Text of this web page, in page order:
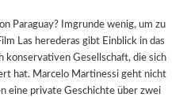
Paraguay? Imgrunde wenig, um zu
Las herederas gibt Einblick in das
konservativen Gesellschaft, die sich
hat. Marcelo Martinessi geht nicht
eine private Geschichte über zwei